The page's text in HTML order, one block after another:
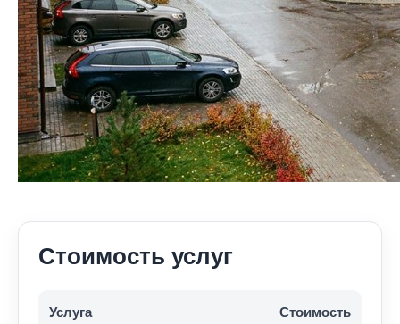
Стоимость услуг
Услуга Стоимость